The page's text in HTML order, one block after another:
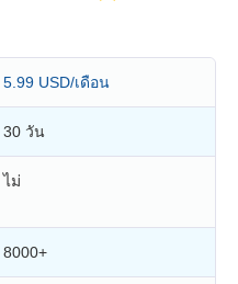
5.99 USD/เดือน
30 วัน
ไม่
8000+